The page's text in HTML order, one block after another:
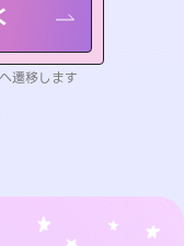
遷移します